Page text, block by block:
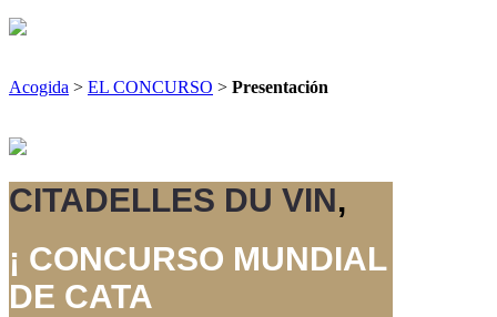
Acogida > EL CONCURSO > Presentación
CITADELLES DU VIN,
¡ CONCURSO MUNDIAL
DE CATA